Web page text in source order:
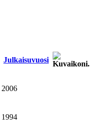
Julkaisu­vuosi
2006
1994